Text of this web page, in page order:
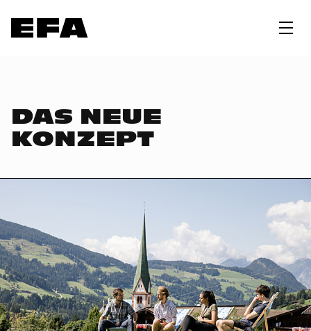
DAS NEUE
KONZEPT